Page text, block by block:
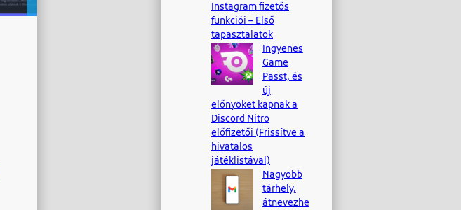
Instagram fizetős
funkciói – Első
tapasztalatok
Ingyenes
Game
Passt, és
új
előnyöket kapnak a
Discord Nitro
előfizetői (Frissítve a
hivatalos
játéklistával)
Nagyobb
tárhely,
átnevezhe